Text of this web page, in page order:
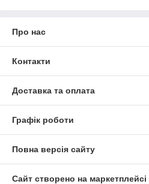
Про нас
Контакти
Доставка та оплата
Графік роботи
Повна версія сайту
Сайт створено на маркетплейсі